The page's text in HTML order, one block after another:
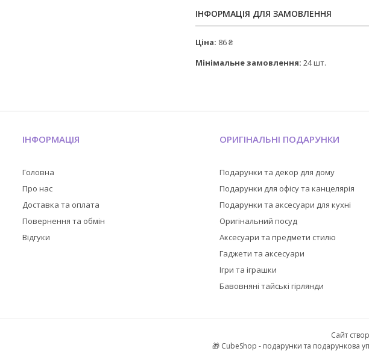
ІНФОРМАЦІЯ ДЛЯ ЗАМОВЛЕННЯ
Ціна: 86 ₴
Мінімальне замовлення: 24 шт.
ІНФОРМАЦІЯ
Головна
Про нас
Доставка та оплата
Повернення та обмін
Відгуки
ОРИГІНАЛЬНІ ПОДАРУНКИ
Подарунки та декор для дому
Подарунки для офісу та канцелярія
Подарунки та аксесуари для кухні
Оригінальний посуд
Аксесуари та предмети стилю
Гаджети та аксесуари
Ігри та іграшки
Бавовняні тайські гірлянди
Сайт